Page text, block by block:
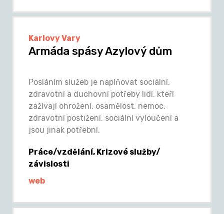
Karlovy Vary
Armáda spásy Azylový dům
Posláním služeb je naplňovat sociální,
zdravotní a duchovní potřeby lidí, kteří
zažívají ohrožení, osamělost, nemoc,
zdravotní postižení, sociální vyloučení a
jsou jinak potřební.
Práce/vzdělání, Krizové služby/
závislosti
web